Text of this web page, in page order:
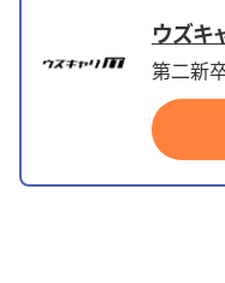
ウズキ
第二新